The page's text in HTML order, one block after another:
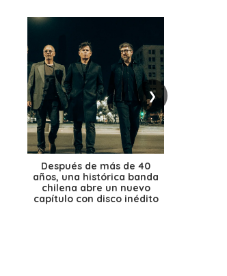
❯
Después de más de 40
años, una histórica banda
chilena abre un nuevo
capítulo con disco inédito